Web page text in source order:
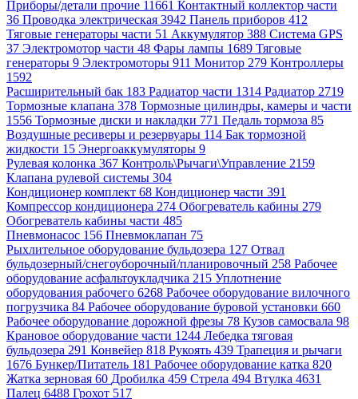
Приборы/детали прочие 11661 Контактный коллектор части
36 Проводка электрическая 3942 Панель приборов 412
Тяговые генераторы части 51 Аккумулятор 388 Система GPS
37 Электромотор части 48 Фары лампы 1689 Тяговые
генераторы 9 Электромоторы 911 Монитор 279 Контроллеры
1592
Расширительный бак 183 Радиатор части 1314 Радиатор 2719
Тормозные клапана 378 Тормозные цилиндры, камеры и части
1556 Тормозные диски и накладки 771 Педаль тормоза 85
Воздушные ресиверы и резервуары 114 Бак тормозной
жидкости 15 Энергоаккумуляторы 9
Рулевая колонка 367 Контроль\Рычаги\Управление 2159
Клапана рулевой системы 304
Кондиционер комплект 68 Кондиционер части 391
Компрессор кондиционера 274 Обогреватель кабины 279
Обогреватель кабины части 485
Пневмонасос 156 Пневмоклапан 75
Рыхлительное оборудование бульдозера 127 Отвал
бульдозерный/снегоуборочный/планировочный 258 Рабочее
оборудование асфальтоукладчика 215 Уплотнение
оборудования рабочего 6268 Рабочее оборудование вилочного
погрузчика 84 Рабочее оборудование буровой установки 660
Рабочее оборудование дорожной фрезы 78 Кузов самосвала 98
Крановое оборудование части 1244 Лебедка тяговая
бульдозера 291 Конвейер 818 Рукоять 439 Трапеция и рычаги
1676 Бункер/Питатель 181 Рабочее оборудование катка 820
Жатка зерновая 60 Дробилка 459 Стрела 494 Втулка 4631
Палец 6488 Грохот 517